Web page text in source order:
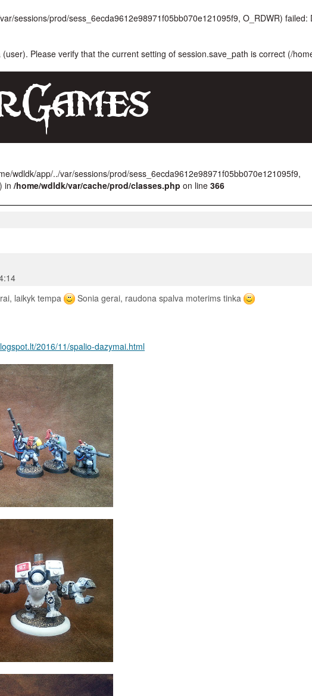
sessions/prod/sess_6ecda9612e98971f05bb070e121095f9, O_RDWR)
Please verify that the current setting of session.save_path is correct (/
wdldk/app/../var/sessions/prod/sess_6ecda9612e98971f05bb070e121095f9,
in /home/wdldk/var/cache/prod/classes.php on line 366
laikyk tempa Sonia gerai, raudona spalva moterims tinka
2016/11/spalio-dazymai.html